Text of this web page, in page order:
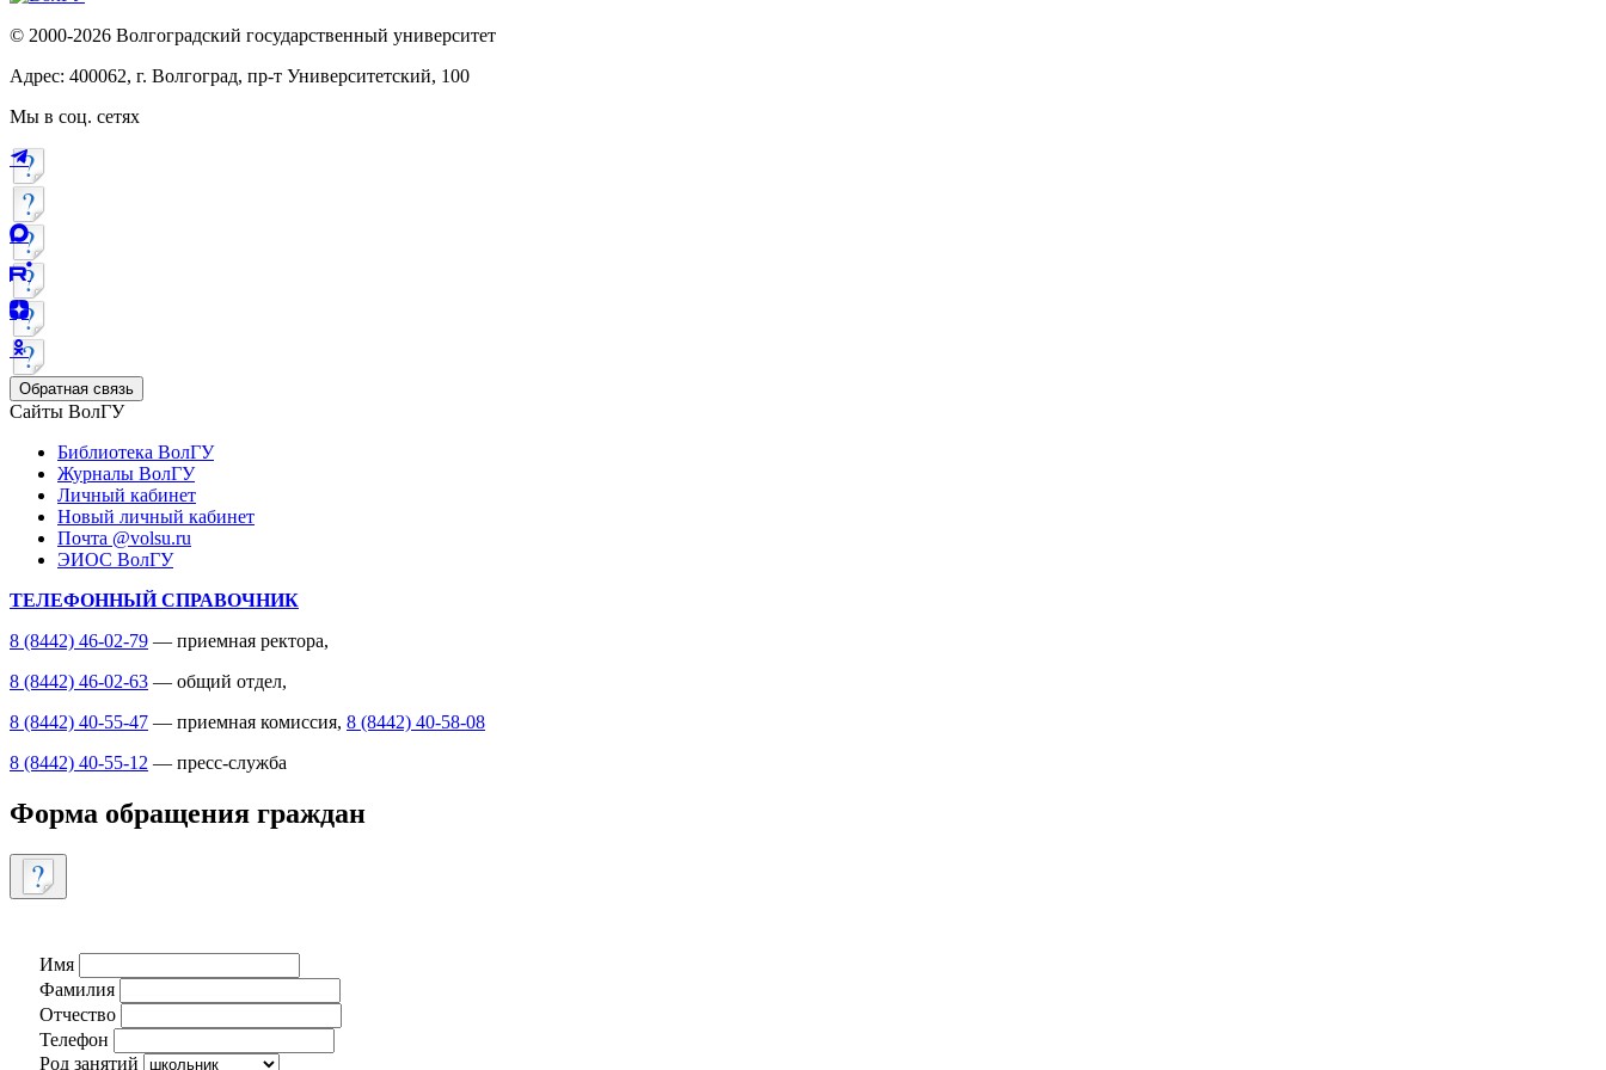
© 2000-2026 Волгоградский государственный университет
Адрес: 400062, г. Волгоград, пр-т Университетский, 100
Мы в соц. сетях
Обратная связь
Сайты ВолГУ
Библиотека ВолГУ
Журналы ВолГУ
Личный кабинет
Новый личный кабинет
Почта @volsu.ru
ЭИОС ВолГУ
ТЕЛЕФОННЫЙ СПРАВОЧНИК
8 (8442) 46-02-79 — приемная ректора,
8 (8442) 46-02-63 — общий отдел,
8 (8442) 40-55-47 — приемная комиссия, 8 (8442) 40-58-08
8 (8442) 40-55-12 — пресс-служба
Форма обращения граждан
Имя
Фамилия
Отчество
Телефон
Род занятий